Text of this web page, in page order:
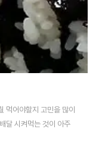
먹어야할지 고민을 많이
달 시켜먹는 것이 아주